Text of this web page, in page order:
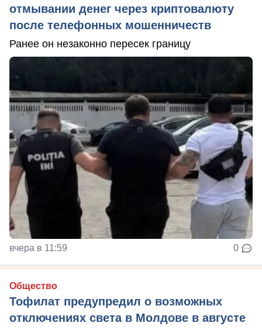
отмывании денег через криптовалюту
после телефонных мошенничеств
Ранее он незаконно пересек границу
вчера в 11:59 0
Общество
Тофилат предупредил о возможных
отключениях света в Молдове в августе